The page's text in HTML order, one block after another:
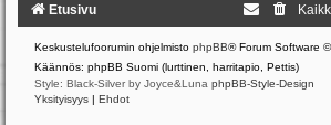
Etusivu
Keskustelufoorumin ohjelmisto phpBB® Forum Software
Käännös: phpBB Suomi (lurttinen, harritapio, Pettis)
Style: Black-Silver by Joyce&Luna phpBB-Style-Design
Yksityisyys | Ehdot